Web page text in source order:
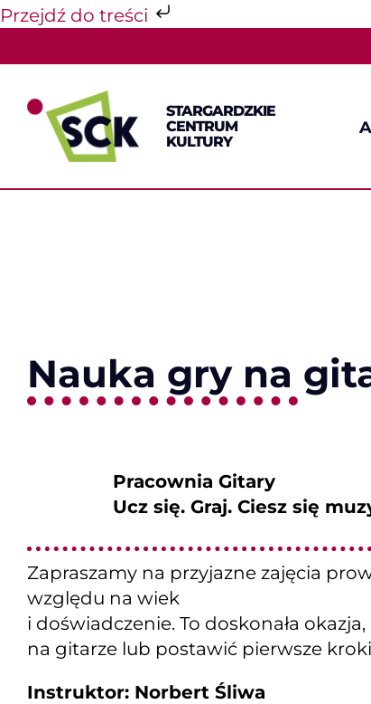
Przejdź do treści
do
zawartości
STARGARDZKIE
CENTRUM
KULTURY
Nauka gry na
Pracownia Gitary
Ucz się. Graj. Ciesz się
Zapraszamy na przyjazne zajęcia
względu na wiek
i doświadczenie. To doskonała
na gitarze lub postawić pierwsze
Instruktor: Norbert Śliwa